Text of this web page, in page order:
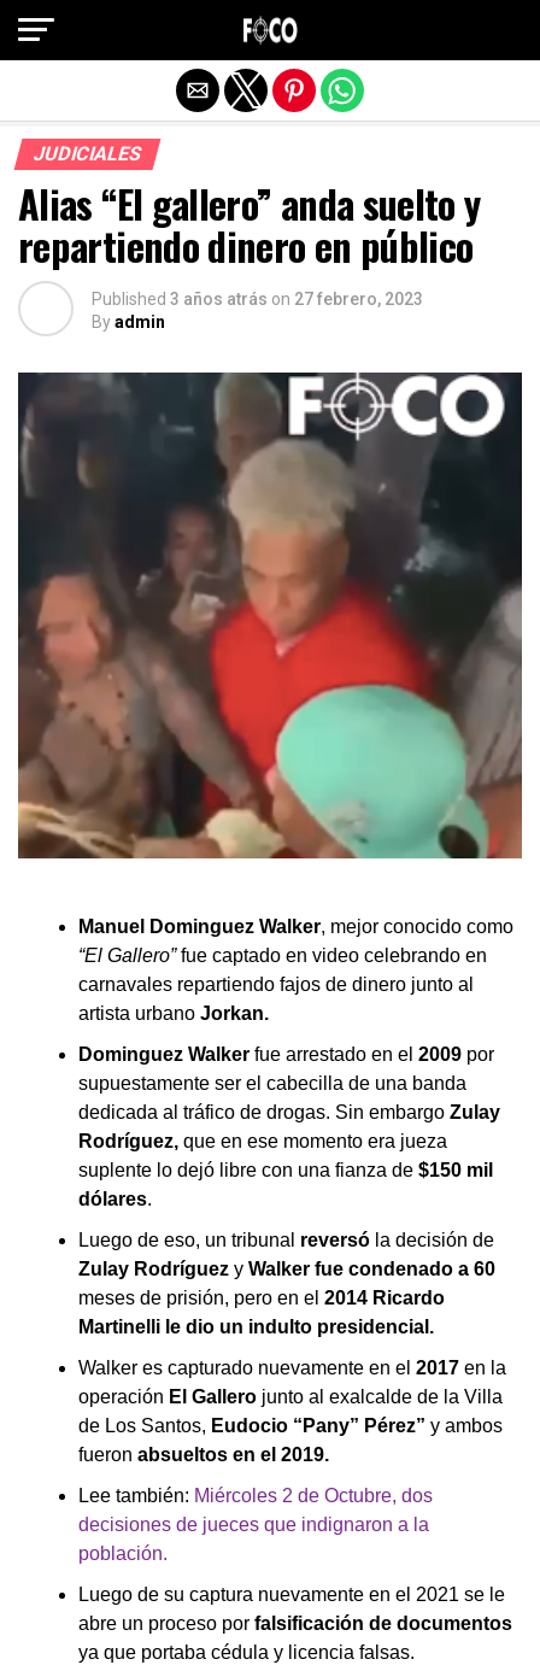
JUDICIALES
Alias “El gallero” anda suelto y
repartiendo dinero en público
Published 3 años atrás on 27 febrero, 2023
Byadmin
Manuel Dominguez Walker, mejor conocido como
“El Gallero”fue captado en video celebrando en
carnavales repartiendo fajos de dinero junto al
artista urbano Jorkan.
Dominguez Walker fue arrestado en el 2009 por
supuestamente ser el cabecilla de una banda
dedicada al tráfico de drogas. Sin embargo Zulay
Rodríguez, que en ese momento era jueza
suplente lo dejó libre con una fianza de $150 mil
dólares.
Luego de eso, un tribunal reversó la decisión de
Zulay Rodríguez y Walker fue condenado a 60
meses de prisión, pero en el 2014 Ricardo
Martinelli le dio un indulto presidencial.
Walker es capturado nuevamente en el 2017 en la
operación El Gallero junto al exalcalde de la Villa
de Los Santos, Eudocio “Pany” Pérez” y ambos
fueron absueltos en el 2019.
Lee también: Miércoles 2 de Octubre, dos
decisiones de jueces que indignaron a la
población.
Luego de su captura nuevamente en el 2021 se le
abre un proceso por falsificación de documentos
ya que portaba cédula y licencia falsas.
Salir de la versión móvil